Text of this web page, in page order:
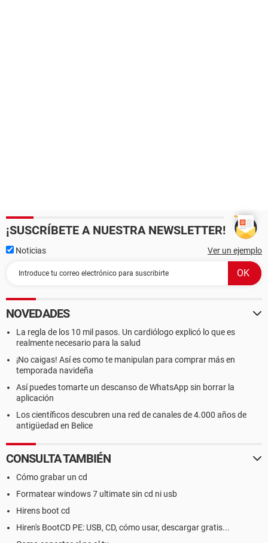
¡SUSCRÍBETE A NUESTRA NEWSLETTER!
Noticias Ver un ejemplo
NOVEDADES
La regla de los 10 mil pasos. Un cardiólogo explicó lo que es
realmente necesario para la salud
¡No caigas! Así es como te manipulan para comprar más en
temporada navideña
Así puedes tomarte un descanso de WhatsApp sin borrar la
aplicación
Los científicos descubren una red de canales de 4.000 años de
antigüedad en Belice
CONSULTA TAMBIÉN
Cómo grabar un cd
Formatear windows 7 ultimate sin cd ni usb
Hirens boot cd
Hiren's BootCD PE: USB, CD, cómo usar, descargar gratis...